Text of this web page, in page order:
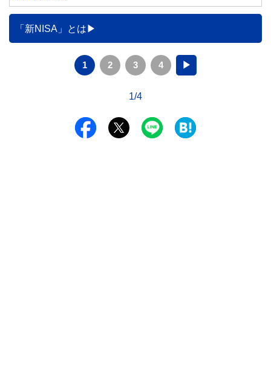
レーションします。
「新NISA」とは
1 2 3 4 ▶
1/4